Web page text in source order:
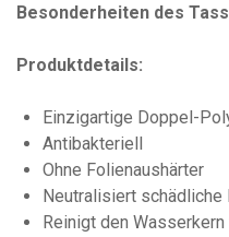
Besonderheiten des
Produktdetails:
Einzigartige Doppel-
Antibakteriell
Ohne Folienaushärter
Neutralisiert schädliche
Reinigt den Wasserkern